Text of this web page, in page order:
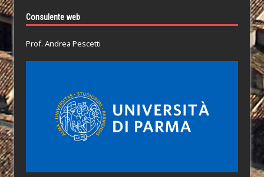
Consulente web
Prof. Andrea Pescetti